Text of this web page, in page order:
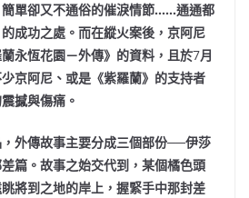
單卻又不通俗的催淚情節……通通都
成功之處。而在縱火案後，京阿尼
永恆花園－外傳》的資料，且於7月
京阿尼、或是《紫羅蘭》的支持者
撼與傷痛。
外傳故事主要分成三個部份──伊莎
篇。故事之始交代到，某個橘色頭
將到之地的岸上，握緊手中那封差